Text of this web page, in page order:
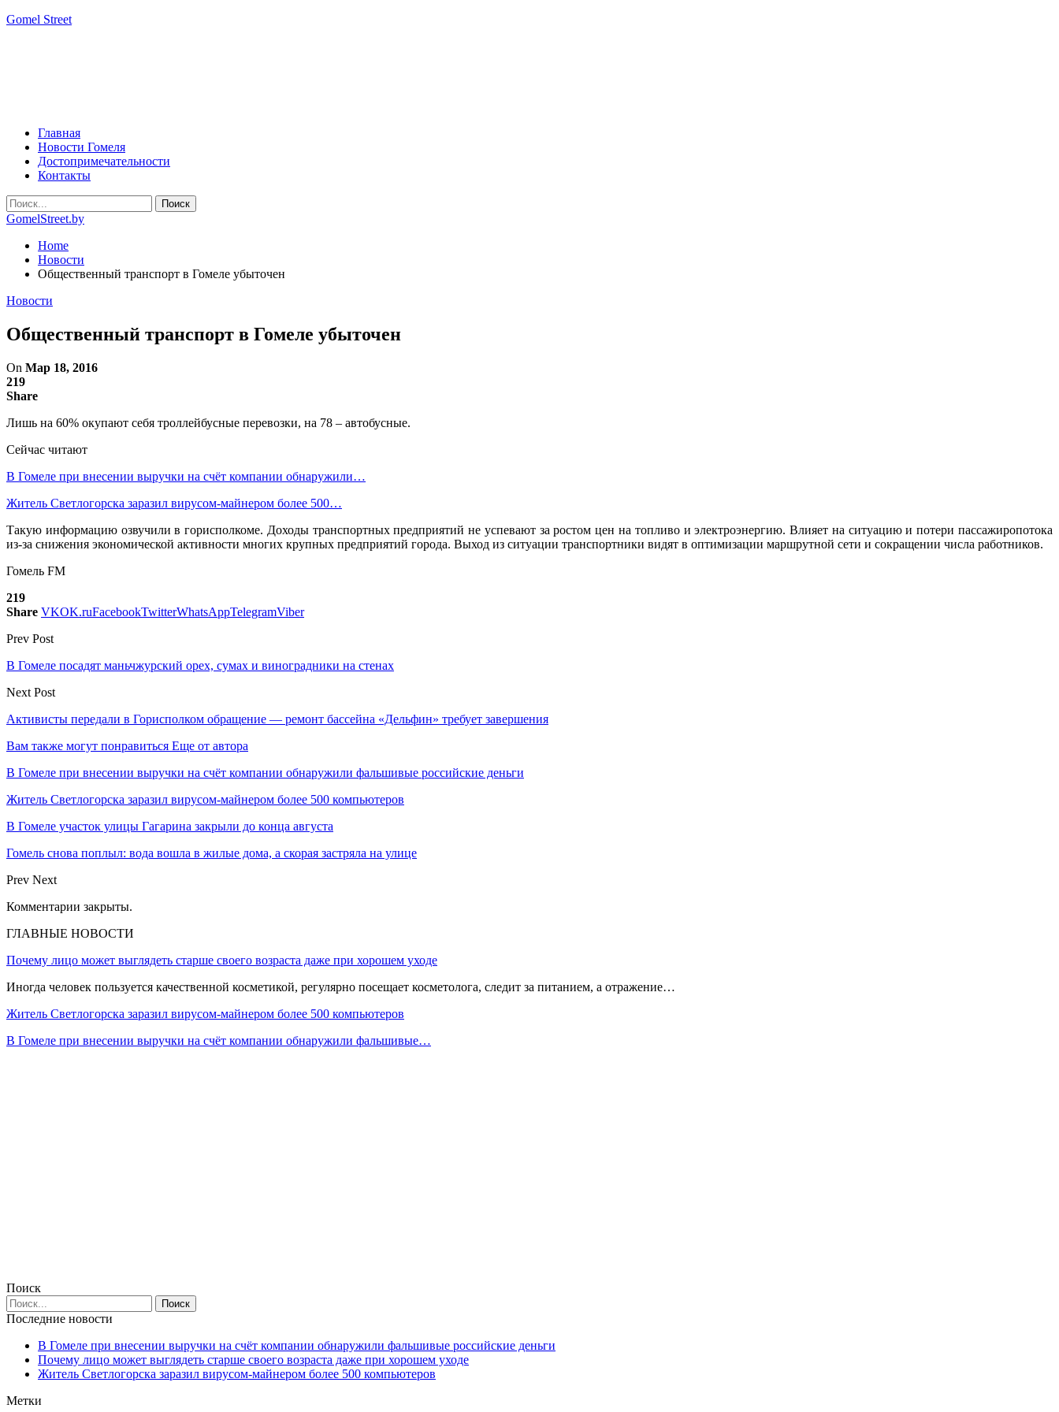
Gomel Street
Главная
Новости Гомеля
Достопримечательности
Контакты
GomelStreet.by
Home
Новости
Общественный транспорт в Гомеле убыточен
Новости
Общественный транспорт в Гомеле убыточен
On Мар 18, 2016
219
Share
Лишь на 60% окупают себя троллейбусные перевозки, на 78 – автобусные.
Сейчас читают
В Гомеле при внесении выручки на счёт компании обнаружили…
Житель Светлогорска заразил вирусом-майнером более 500…
Такую информацию озвучили в горисполкоме. Доходы транспортных предприятий не успевают за ростом цен на топливо и электроэнергию. Влияет на ситуацию и потери пассажиропотока
из-за снижения экономической активности многих крупных предприятий города. Выход из ситуации транспортники видят в оптимизации маршрутной сети и сокращении числа работников.
Гомель FM
219
Share VKOK.ruFacebookTwitterWhatsAppTelegramViber
Prev Post
В Гомеле посадят маньчжурский орех, сумах и виноградники на стенах
Next Post
Активисты передали в Горисполком обращение — ремонт бассейна «Дельфин» требует завершения
Вам также могут понравиться Еще от автора
В Гомеле при внесении выручки на счёт компании обнаружили фальшивые российские деньги
Житель Светлогорска заразил вирусом-майнером более 500 компьютеров
В Гомеле участок улицы Гагарина закрыли до конца августа
Гомель снова поплыл: вода вошла в жилые дома, а скорая застряла на улице
Prev Next
Комментарии закрыты.
ГЛАВНЫЕ НОВОСТИ
Почему лицо может выглядеть старше своего возраста даже при хорошем уходе
Иногда человек пользуется качественной косметикой, регулярно посещает косметолога, следит за питанием, а отражение…
Житель Светлогорска заразил вирусом-майнером более 500 компьютеров
В Гомеле при внесении выручки на счёт компании обнаружили фальшивые…
Поиск
Последние новости
В Гомеле при внесении выручки на счёт компании обнаружили фальшивые российские деньги
Почему лицо может выглядеть старше своего возраста даже при хорошем уходе
Житель Светлогорска заразил вирусом-майнером более 500 компьютеров
Метки